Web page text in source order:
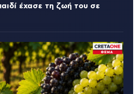
έχασε τη ζωή του σε